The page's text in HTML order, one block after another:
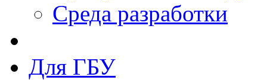
Среда разработки
Для ГБУ